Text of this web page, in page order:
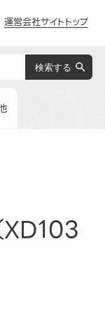
運営会社サイトトップ
XD103